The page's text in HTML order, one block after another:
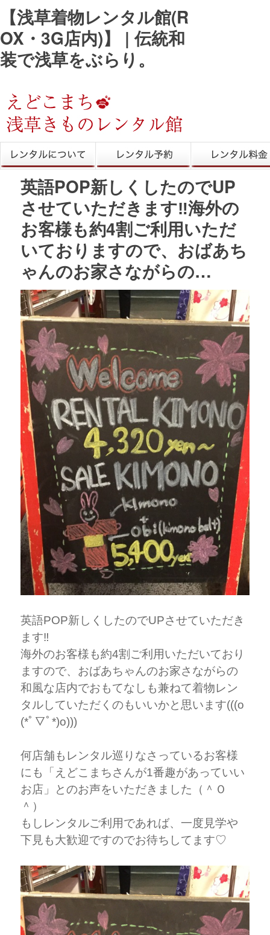
【浅草着物レンタル館(R
OX・3G店内)】 | 伝統和
装で浅草をぶらり。
きものレンタル レンタル予約
英語POP新しくしたのでUP
させていただきます‼︎海外の
お客様も約4割ご利用いただ
いておりますので、おばあち
ゃんのお家さながらの…
英語POP新しくしたのでUPさせていただき
ます‼︎
海外のお客様も約4割ご利用いただいており
ますので、おばあちゃんのお家さながらの
和風な店内でおもてなしも兼ねて着物レン
タルしていただくのもいいかと思います(((o
(*ﾟ▽ﾟ*)o)))
何店舗もレンタル巡りなさっているお客様
にも「えどこまちさんが1番趣があっていい
お店」とのお声をいただきました（＾Ｏ
＾）
もしレンタルご利用であれば、一度見学や
下見も大歓迎ですのでお待ちしてます♡